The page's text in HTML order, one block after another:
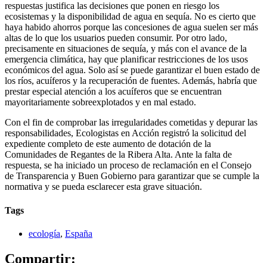
respuestas justifica las decisiones que ponen en riesgo los
ecosistemas y la disponibilidad de agua en sequía. No es cierto que
haya habido ahorros porque las concesiones de agua suelen ser más
altas de lo que los usuarios pueden consumir. Por otro lado,
precisamente en situaciones de sequía, y más con el avance de la
emergencia climática, hay que planificar restricciones de los usos
económicos del agua. Solo así se puede garantizar el buen estado de
los ríos, acuíferos y la recuperación de fuentes. Además, habría que
prestar especial atención a los acuíferos que se encuentran
mayoritariamente sobreexplotados y en mal estado.
Con el fin de comprobar las irregularidades cometidas y depurar las
responsabilidades, Ecologistas en Acción registró la solicitud del
expediente completo de este aumento de dotación de la
Comunidades de Regantes de la Ribera Alta. Ante la falta de
respuesta, se ha iniciado un proceso de reclamación en el Consejo
de Transparencia y Buen Gobierno para garantizar que se cumple la
normativa y se pueda esclarecer esta grave situación.
Tags
ecología, España
Compartir: